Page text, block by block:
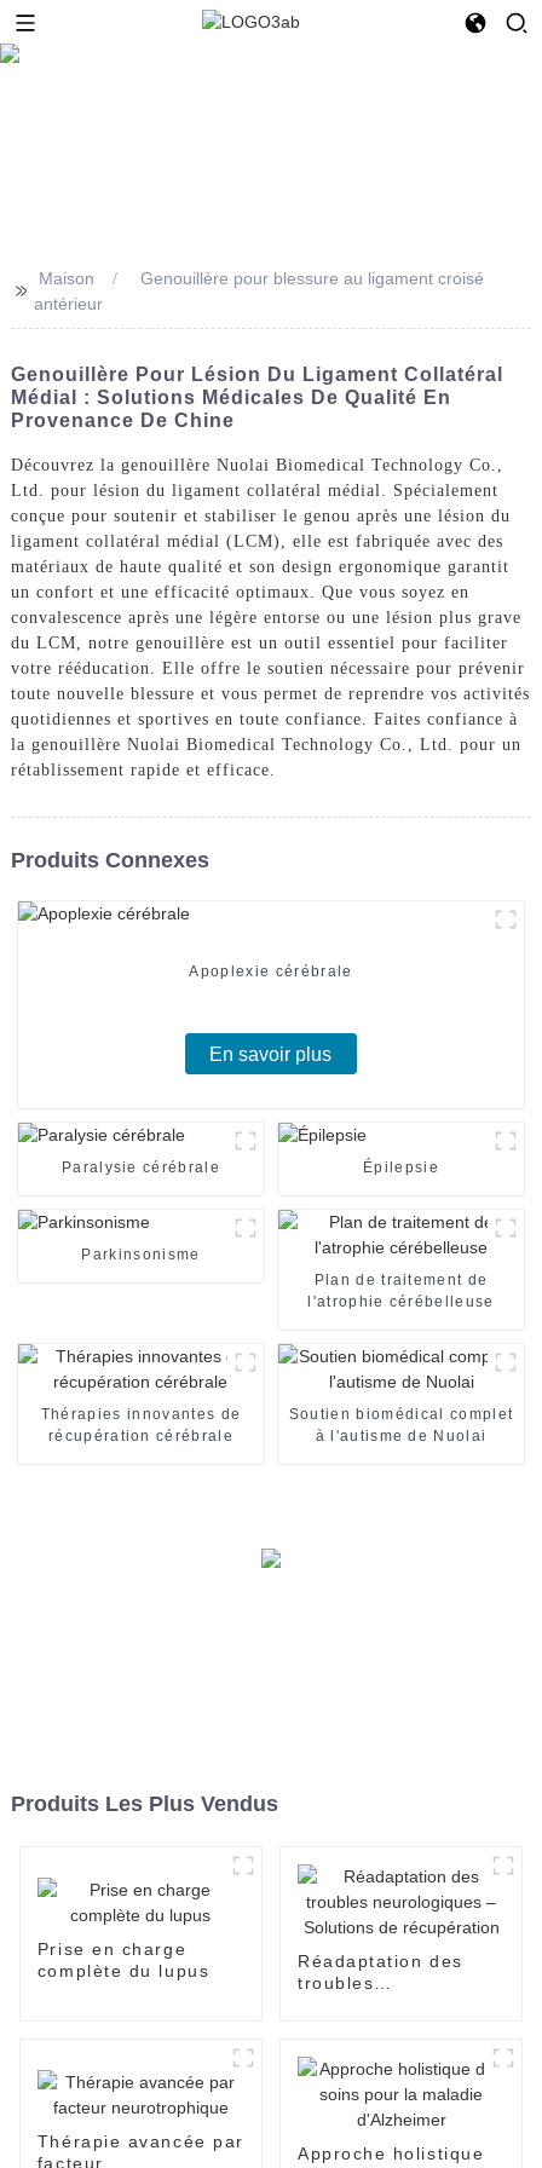
>>
Maison
Genouillère pour blessure au ligament croisé
antérieur
Genouillère Pour Lésion Du Ligament Collatéral
Médial : Solutions Médicales De Qualité En
Provenance De Chine
Découvrez la genouillère Nuolai Biomedical Technology Co.,
Ltd. pour lésion du ligament collatéral médial. Spécialement
conçue pour soutenir et stabiliser le genou après une lésion du
ligament collatéral médial (LCM), elle est fabriquée avec des
matériaux de haute qualité et son design ergonomique garantit
un confort et une efficacité optimaux. Que vous soyez en
convalescence après une légère entorse ou une lésion plus grave
du LCM, notre genouillère est un outil essentiel pour faciliter
votre rééducation. Elle offre le soutien nécessaire pour prévenir
toute nouvelle blessure et vous permet de reprendre vos activités
quotidiennes et sportives en toute confiance. Faites confiance à
la genouillère Nuolai Biomedical Technology Co., Ltd. pour un
rétablissement rapide et efficace.
Produits Connexes
Apoplexie cérébrale
En savoir plus
Paralysie cérébrale Épilepsie
Parkinsonisme
Plan de traitement de
l'atrophie cérébelleuse
Thérapies innovantes de
récupération cérébrale
Soutien biomédical complet
à l'autisme de Nuolai
Produits Les Plus Vendus
Prise en charge
complète du lupus
Réadaptation des
troubles
Thérapie avancée par
facteur
Approche holistique